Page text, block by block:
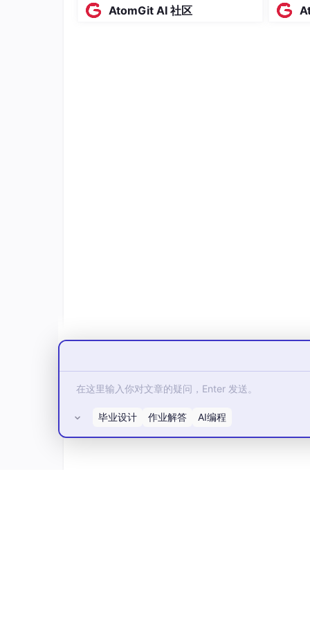
A：工具采用分层结构化解析技术，先对AI生
内容完全一致。
A：针对LaTeX数学公式、物理公式、化学方
结构、符号逻辑，再通过格式映射技术，将
立AI Evidence Chain
AtomGit AI 社区
靠
毕业设计 作业解答 AI编程